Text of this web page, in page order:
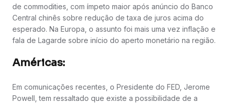
de commodities, com ímpeto maior após anúncio do Banco
Central chinês sobre redução de taxa de juros acima do
esperado. Na Europa, o assunto foi mais uma vez inflação e
fala de Lagarde sobre início do aperto monetário na região.
Américas:
Em comunicações recentes, o Presidente do FED, Jerome
Powell, tem ressaltado que existe a possibilidade de a